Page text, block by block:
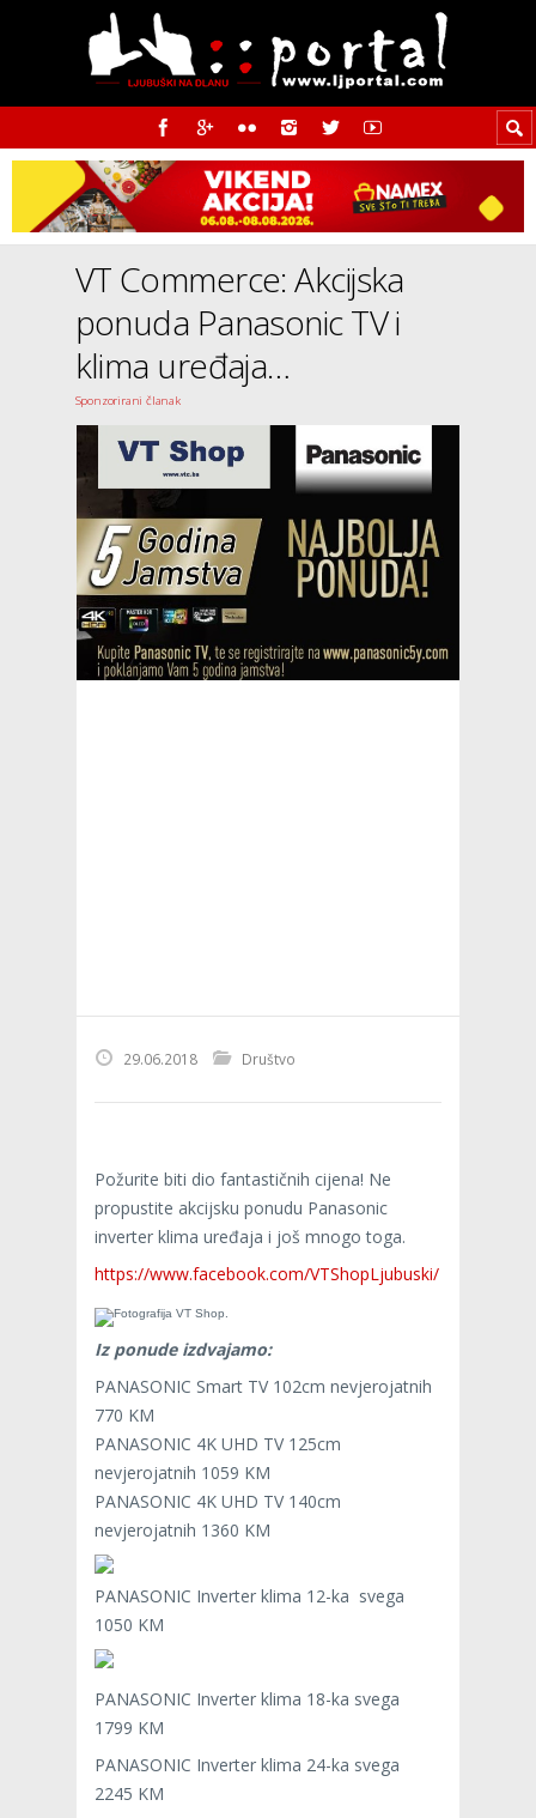
VT Commerce: Akcijska
ponuda Panasonic TV i
klima uređaja…
Sponzorirani članak
29.06.2018 Društvo
Požurite biti dio fantastičnih cijena! Ne
propustite akcijsku ponudu Panasonic
inverter klima uređaja i još mnogo toga.
https://www.facebook.com/VTShopLjubuski/
Iz ponude izdvajamo:
PANASONIC Smart TV 102cm nevjerojatnih
770 KM
PANASONIC 4K UHD TV 125cm
nevjerojatnih 1059 KM
PANASONIC 4K UHD TV 140cm
nevjerojatnih 1360 KM
PANASONIC Inverter klima 12-ka svega
1050 KM
PANASONIC Inverter klima 18-ka svega
1799 KM
PANASONIC Inverter klima 24-ka svega
2245 KM